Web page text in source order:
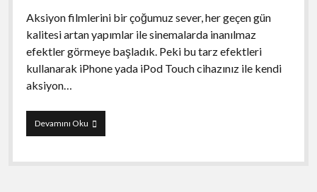
Aksiyon filmlerini bir çoğumuz sever, her geçen gün
kalitesi artan yapımlar ile sinemalarda inanılmaz
efektler görmeye başladık. Peki bu tarz efektleri
kullanarak iPhone yada iPod Touch cihazınız ile kendi
aksiyon…
Devamını OkuAction
Movie
ile